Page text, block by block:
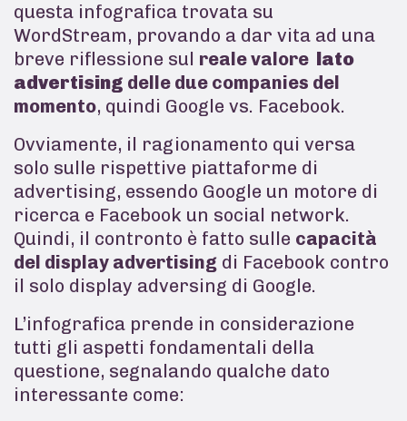
questa infografica trovata su
WordStream, provando a dar vita ad una
breve riflessione sul reale valore lato
advertising delle due companies del
momento, quindi Google vs. Facebook.
Ovviamente, il ragionamento qui versa
solo sulle rispettive piattaforme di
advertising, essendo Google un motore di
ricerca e Facebook un social network.
Quindi, il contronto è fatto sulle capacità
del display advertising di Facebook contro
il solo display adversing di Google.
L’infografica prende in considerazione
tutti gli aspetti fondamentali della
questione, segnalando qualche dato
interessante come: